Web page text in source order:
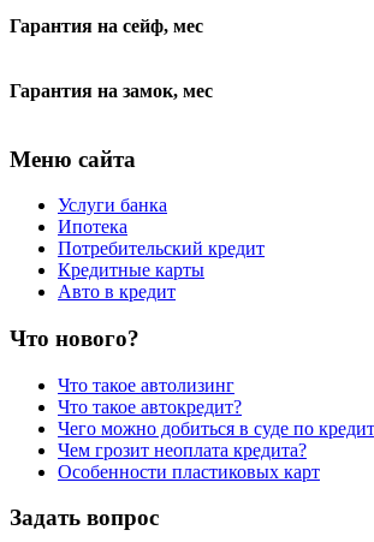
Гарантия на сейф, мес
Гарантия на замок, мес
Меню сайта
Услуги банка
Ипотека
Потребительский кредит
Кредитные карты
Авто в кредит
Что нового?
Что такое автолизинг
Что такое автокредит?
Чего можно добиться в суде по
Чем грозит неоплата кредита?
Особенности пластиковых карт
Задать вопрос